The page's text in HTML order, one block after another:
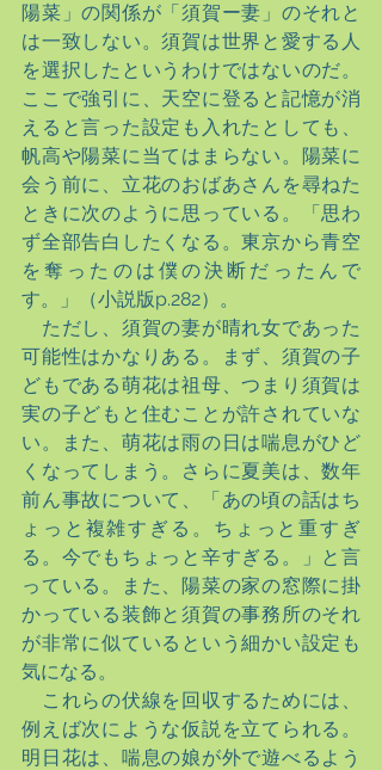
陽菜」の関係が「須賀ー妻」のそれと
は一致しない。須賀は世界と愛する人
を選択したというわけではないのだ。
ここで強引に、天空に登ると記憶が消
えると言った設定も入れたとしても、
帆高や陽菜に当てはまらない。陽菜に
会う前に、立花のおばあさんを尋ねた
ときに次のように思っている。「思わ
ず全部告白したくなる。東京から青空
を奪ったのは僕の決断だったんで
す。」（小説版p.282）。
ただし、須賀の妻が晴れ女であった
可能性はかなりある。まず、須賀の子
どもである萌花は祖母、つまり須賀は
実の子どもと住むことが許されていな
い。また、萌花は雨の日は喘息がひど
くなってしまう。さらに夏美は、数年
前ん事故について、「あの頃の話はち
ょっと複雑すぎる。ちょっと重すぎ
る。今でもちょっと辛すぎる。」と言
っている。また、陽菜の家の窓際に掛
かっている装飾と須賀の事務所のそれ
が非常に似ているという細かい設定も
気になる。
これらの伏線を回収するためには、
例えば次にような仮説を立てられる。
明日花は、喘息の娘が外で遊べるよう